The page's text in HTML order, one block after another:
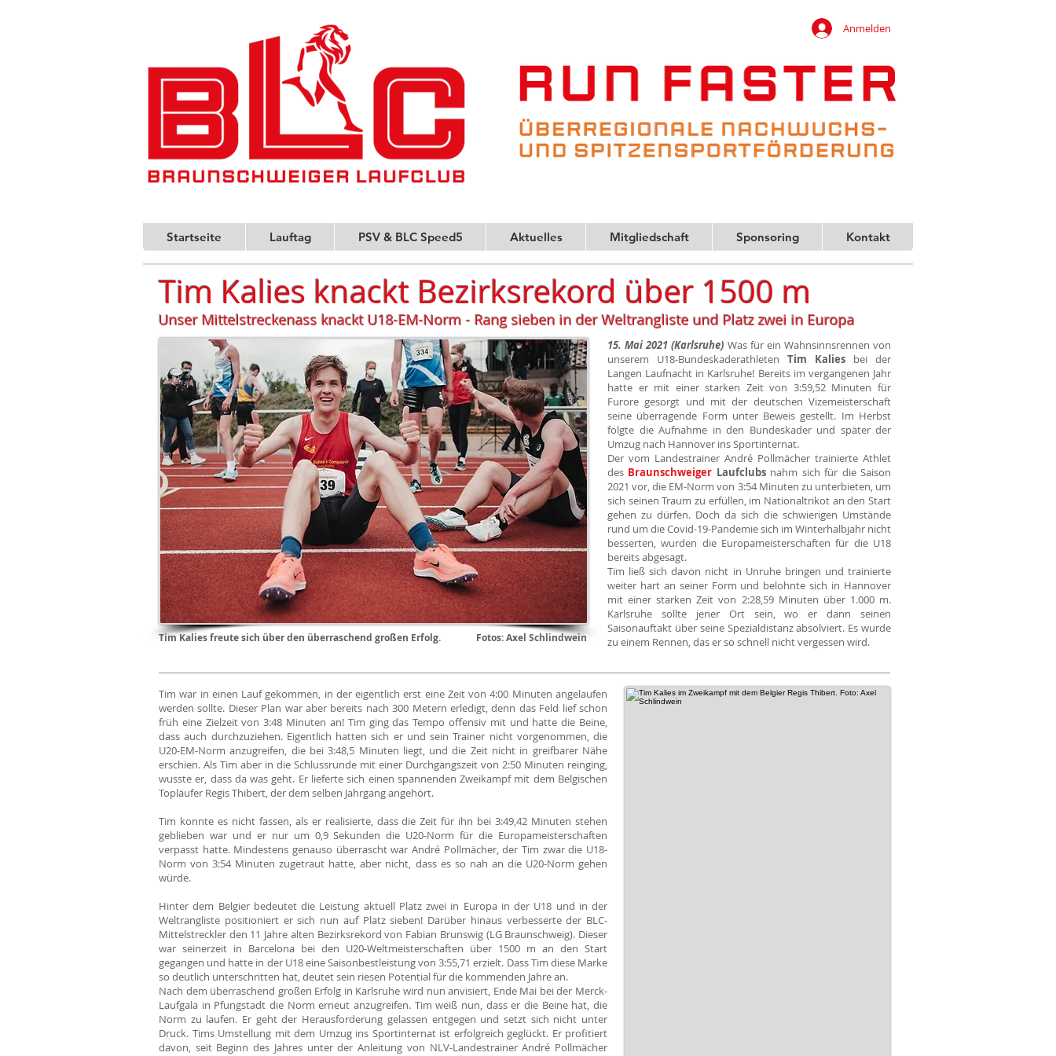
Anmelden
Startseite Lauftag PSV & BLC Speed5 Aktuelles Mitgliedschaft Sponsoring Kontakt
Tim Kalies knackt Bezirksrekord über 1500 m
Unser Mittelstreckenass knackt U18-EM-Norm - Rang sieben in der Weltrangliste und Platz zwei in Europa
Tim Kalies freute sich über den überraschend großen Erfolg. Fotos: Axel Schlindwein
15. Mai 2021 (Karlsruhe) Was für ein Wahnsinnsrennen von
unserem U18-Bundeskaderathleten Tim Kalies bei der
Langen Laufnacht in Karlsruhe! Bereits im vergangenen Jahr
hatte er mit einer starken Zeit von 3:59,52 Minuten für
Furore gesorgt und mit der deutschen Vizemeisterschaft
seine überragende Form unter Beweis gestellt. Im Herbst
folgte die Aufnahme in den Bundeskader und später der
Umzug nach Hannover ins Sportinternat.
Der vom Landestrainer André Pollmächer trainierte Athlet
des Braunschweiger Laufclubsnahm sich für die Saison
2021 vor, die EM-Norm von 3:54 Minuten zu unterbieten, um
sich seinen Traum zu erfüllen, im Nationaltrikot an den Start
gehen zu dürfen. Doch da sich die schwierigen Umstände
rund um die Covid-19-Pandemie sich im Winterhalbjahr nicht
besserten, wurden die Europameisterschaften für die U18
bereits abgesagt.
Tim ließ sich davon nicht in Unruhe bringen und trainierte
weiter hart an seiner Form und belohnte sich in Hannover
mit einer starken Zeit von 2:28,59 Minuten über 1.000 m.
Karlsruhe sollte jener Ort sein, wo er dann seinen
Saisonauftakt über seine Spezialdistanz absolviert. Es wurde
zu einem Rennen, das er so schnell nicht vergessen wird.
Tim war in einen Lauf gekommen, in der eigentlich erst eine Zeit von 4:00 Minuten angelaufen
werden sollte. Dieser Plan war aber bereits nach 300 Metern erledigt, denn das Feld lief schon
früh eine Zielzeit von 3:48 Minuten an! Tim ging das Tempo offensiv mit und hatte die Beine,
dass auch durchzuziehen. Eigentlich hatten sich er und sein Trainer nicht vorgenommen, die
U20-EM-Norm anzugreifen, die bei 3:48,5 Minuten liegt, und die Zeit nicht in greifbarer Nähe
erschien. Als Tim aber in die Schlussrunde mit einer Durchgangszeit von 2:50 Minuten reinging,
wusste er, dass da was geht. Er lieferte sich einen spannenden Zweikampf mit dem Belgischen
Topläufer Regis Thibert, der dem selben Jahrgang angehört.
Tim konnte es nicht fassen, als er realisierte, dass die Zeit für ihn bei 3:49,42 Minuten stehen
geblieben war und er nur um 0,9 Sekunden die U20-Norm für die Europameisterschaften
verpasst hatte. Mindestens genauso überrascht war André Pollmächer, der Tim zwar die U18-
Norm von 3:54 Minuten zugetraut hatte, aber nicht, dass es so nah an die U20-Norm gehen
würde.
Hinter dem Belgier bedeutet die Leistung aktuell Platz zwei in Europa in der U18 und in der
Weltrangliste positioniert er sich nun auf Platz sieben! Darüber hinaus verbesserte der BLC-
Mittelstreckler den 11 Jahre alten Bezirksrekord von Fabian Brunswig (LG Braunschweig). Dieser
war seinerzeit in Barcelona bei den U20-Weltmeisterschaften über 1500 m an den Start
gegangen und hatte in der U18 eine Saisonbestleistung von 3:55,71 erzielt. Dass Tim diese Marke
so deutlich unterschritten hat, deutet sein riesen Potential für die kommenden Jahre an.
Nach dem überraschend großen Erfolg in Karlsruhe wird nun anvisiert, Ende Mai bei der Merck-
Laufgala in Pfungstadt die Norm erneut anzugreifen. Tim weiß nun, dass er die Beine hat, die
Norm zu laufen. Er geht der Herausforderung gelassen entgegen und setzt sich nicht unter
Druck. Tims Umstellung mit dem Umzug ins Sportinternat ist erfolgreich geglückt. Er profitiert
davon, seit Beginn des Jahres unter der Anleitung von NLV-Landestrainer André Pollmächer